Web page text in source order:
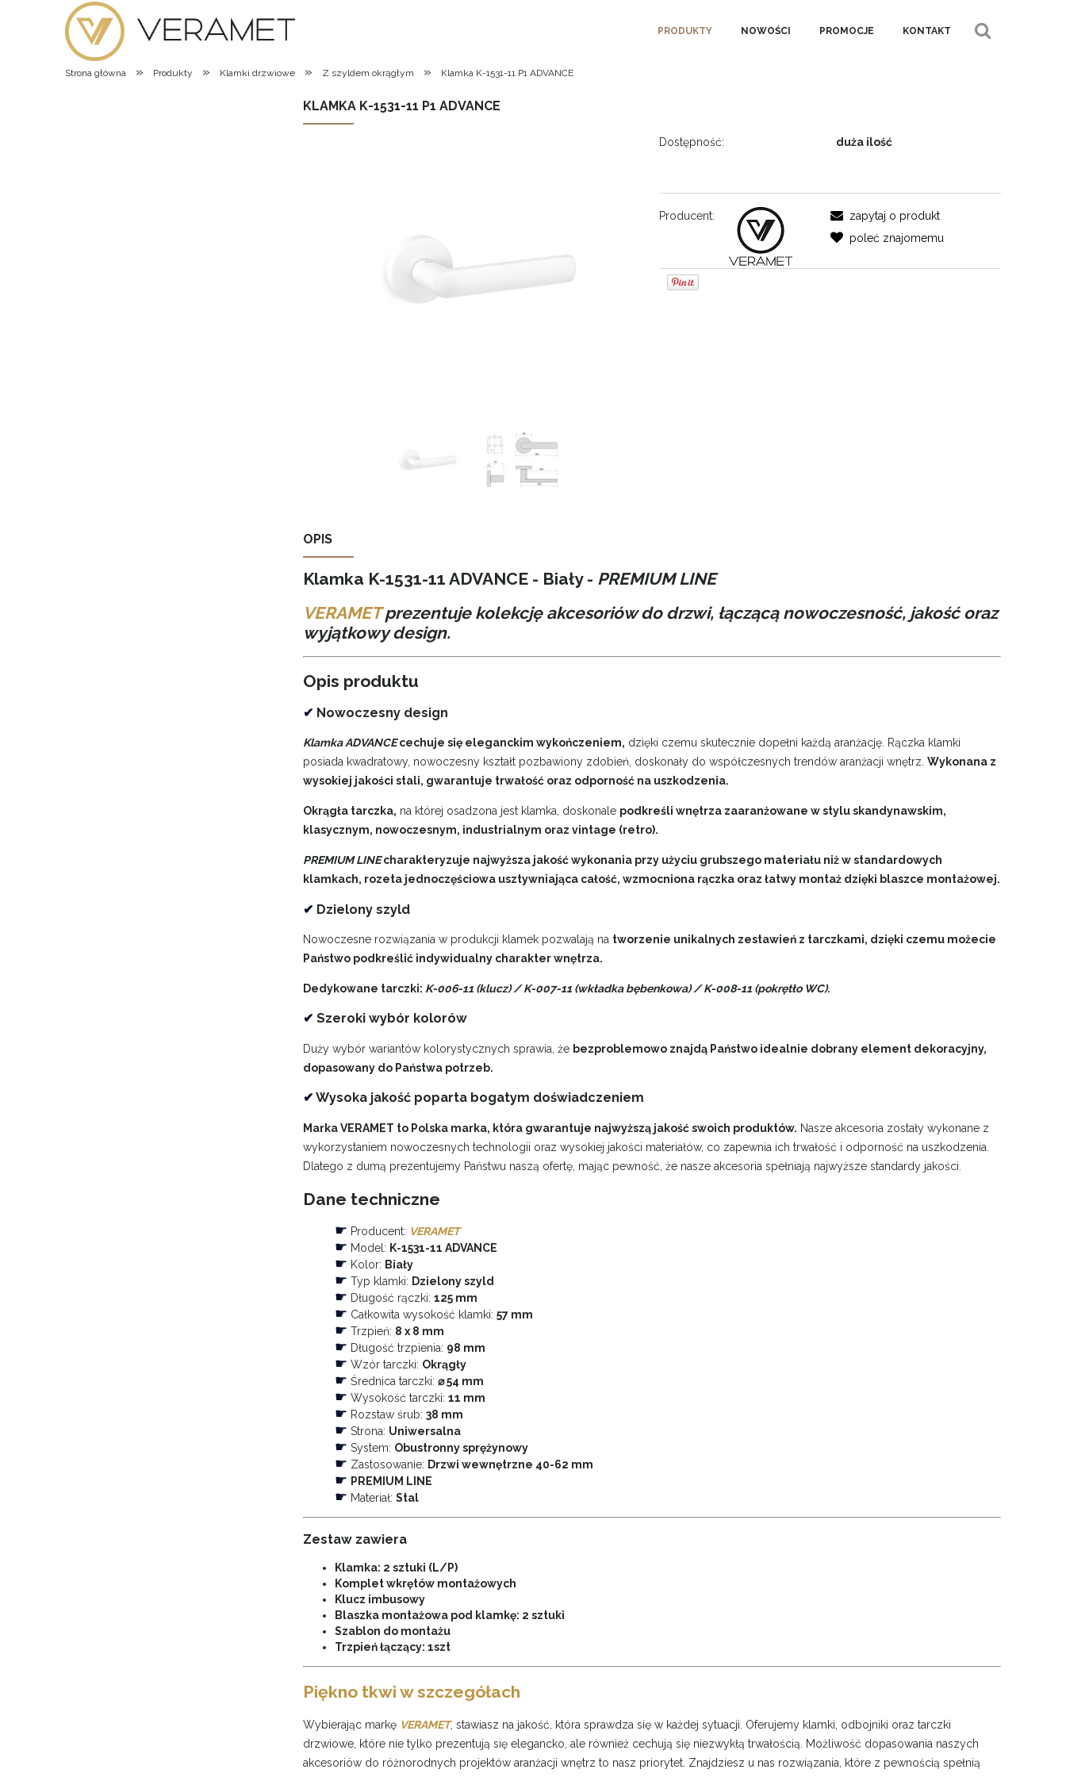
PRODUKTY NOWOŚCI PROMOCJE KONTAKT
Strona główna » Produkty » Klamki drzwiowe » Z szyldem okrągłym » Klamka K-1531-11 P1 ADVANCE
KLAMKA K-1531-11 P1 ADVANCE
Dostępność: duża ilość
Producent:
zapytaj o produkt
poleć znajomemu
OPIS
Klamka K-1531-11 ADVANCE - Biały - PREMIUM LINE
VERAMETprezentuje kolekcję akcesoriów do drzwi, łączącą nowoczesność, jakość oraz
wyjątkowy design.
Opis produktu
✔ Nowoczesny design
Klamka ADVANCEcechuje się eleganckim wykończeniem, dzięki czemu skutecznie dopełni każdą aranżację. Rączka klamki
posiada kwadratowy, nowoczesny kształt pozbawiony zdobień, doskonały do współczesnych trendów aranżacji wnętrz. Wykonana z
wysokiej jakości stali, gwarantuje trwałość oraz odporność na uszkodzenia.
Okrągła tarczka, na której osadzona jest klamka, doskonale podkreśli wnętrza zaaranżowane w stylu skandynawskim,
klasycznym, nowoczesnym, industrialnym oraz vintage (retro).
PREMIUM LINEcharakteryzuje najwyższa jakość wykonania przy użyciu grubszego materiału niż w standardowych
klamkach, rozeta jednoczęściowa usztywniająca całość, wzmocniona rączka oraz łatwy montaż dzięki blaszce montażowej.
✔ Dzielony szyld
Nowoczesne rozwiązania w produkcji klamek pozwalają na tworzenie unikalnych zestawień z tarczkami, dzięki czemu możecie
Państwo podkreślić indywidualny charakter wnętrza.
Dedykowane tarczki: K-006-11 (klucz) / K-007-11 (wkładka bębenkowa) / K-008-11 (pokrętło WC).
✔ Szeroki wybór kolorów
Duży wybór wariantów kolorystycznych sprawia, że bezproblemowo znajdą Państwo idealnie dobrany element dekoracyjny,
dopasowany do Państwa potrzeb.
✔ Wysoka jakość poparta bogatym doświadczeniem
Marka VERAMET to Polska marka, która gwarantuje najwyższą jakość swoich produktów. Nasze akcesoria zostały wykonane z
wykorzystaniem nowoczesnych technologii oraz wysokiej jakości materiałów, co zapewnia ich trwałość i odporność na uszkodzenia.
Dlatego z dumą prezentujemy Państwu naszą ofertę, mając pewność, że nasze akcesoria spełniają najwyższe standardy jakości.
Dane techniczne
☛ Producent: VERAMET
☛ Model: K-1531-11 ADVANCE
☛ Kolor: Biały
☛ Typ klamki: Dzielony szyld
☛ Długość rączki: 125 mm
☛ Całkowita wysokość klamki: 57 mm
☛ Trzpień: 8 x 8 mm
☛ Długość trzpienia: 98 mm
☛ Wzór tarczki: Okrągły
☛ Średnica tarczki: ⌀ 54 mm
☛ Wysokość tarczki: 11 mm
☛ Rozstaw śrub: 38 mm
☛ Strona: Uniwersalna
☛ System: Obustronny sprężynowy
☛ Zastosowanie: Drzwi wewnętrzne 40-62 mm
☛ PREMIUM LINE
☛ Materiał: Stal
Zestaw zawiera
Klamka: 2 sztuki (L/P)
Komplet wkrętów montażowych
Klucz imbusowy
Blaszka montażowa pod klamkę: 2 sztuki
Szablon do montażu
Trzpień łączący: 1szt
Piękno tkwi w szczegółach
Wybierając markę VERAMET, stawiasz na jakość, która sprawdza się w każdej sytuacji. Oferujemy klamki, odbojniki oraz tarczki
drzwiowe, które nie tylko prezentują się elegancko, ale również cechują się niezwykłą trwałością. Możliwość dopasowania naszych
akcesoriów do różnorodnych projektów aranżacji wnętrz to nasz priorytet. Znajdziesz u nas rozwiązania, które z pewnością spełnią